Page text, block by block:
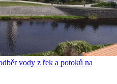
vody z řek a potoků na